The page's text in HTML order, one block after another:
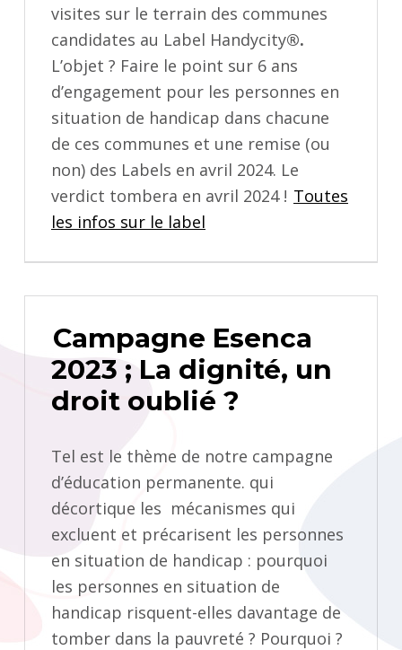
visites sur le terrain des communes
candidates au Label Handycity®.
L’objet ? Faire le point sur 6 ans
d’engagement pour les personnes en
situation de handicap dans chacune
de ces communes et une remise (ou
non) des Labels en avril 2024. Le
verdict tombera en avril 2024 ! Toutes
les infos sur le label
Campagne Esenca
2023 ; La dignité, un
droit oublié ?
Tel est le thème de notre campagne
d’éducation permanente. qui
décortique les mécanismes qui
excluent et précarisent les personnes
en situation de handicap : pourquoi
les personnes en situation de
handicap risquent-elles davantage de
tomber dans la pauvreté ? Pourquoi ?